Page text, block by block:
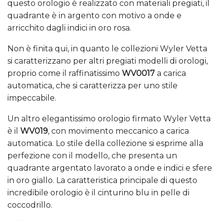
questo orologio è realizzato con materiali pregiati, il
quadrante è in argento con motivo a onde e
arricchito dagli indici in oro rosa.
Non è finita qui, in quanto le collezioni Wyler Vetta
si caratterizzano per altri pregiati modelli di orologi,
proprio come il raffinatissimo WV0017 a carica
automatica, che si caratterizza per uno stile
impeccabile.
Un altro elegantissimo orologio firmato Wyler Vetta
è il WV019, con movimento meccanico a carica
automatica. Lo stile della collezione si esprime alla
perfezione con il modello, che presenta un
quadrante argentato lavorato a onde e indici e sfere
in oro giallo. La caratteristica principale di questo
incredibile orologio è il cinturino blu in pelle di
coccodrillo.